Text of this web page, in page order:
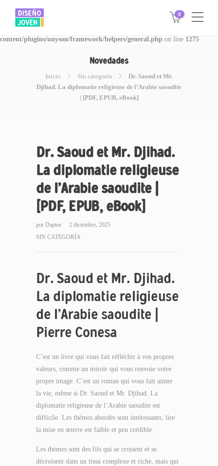
Warning: Invalid argument supplied for foreach() in
/www/disegnojoven.com.ar/htdocs/wp-
content/plugins/unyson/framework/helpers/general.php on line 1275
0
Novedades
Inicio Sin categoría
Dr. Saoud et Mr.
Djihad. La diplomatie religieuse de l’Arabie saoudite
| [PDF, EPUB, eBook]
Dr. Saoud et Mr. Djihad.
La diplomatie religieuse
de l’Arabie saoudite |
[PDF, EPUB, eBook]
por Daptee
2 diciembre, 2025
SIN CATEGORÍA
Dr. Saoud et Mr. Djihad.
La diplomatie religieuse
de l’Arabie saoudite |
Pierre Conesa
C’est un livre qui vous fait réfléchir à vos propres
valeurs, comme un miroir qui vous renvoie votre
propre image. C’est un roman qui vous fait aimer
la vie, même si Dr. Saoud et Mr. Djihad. La
diplomatie religieuse de l’Arabie saoudite est
difficile. Les thèmes abordés sont intéressants, lire
la mise en œuvre est faible et peu crédible.
Les thèmes sont des fils qui se croisent et se
décroisent dans un tissu complexe et riche, mais qui